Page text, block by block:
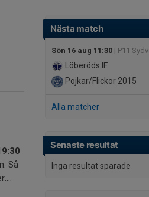
Nästa match
Sön 16 aug 11:30 | P11 Sydvästra
Löberöds IF
Pojkar/Flickor 2015
Alla matcher
Senaste resultat
Inga resultat sparade
Så